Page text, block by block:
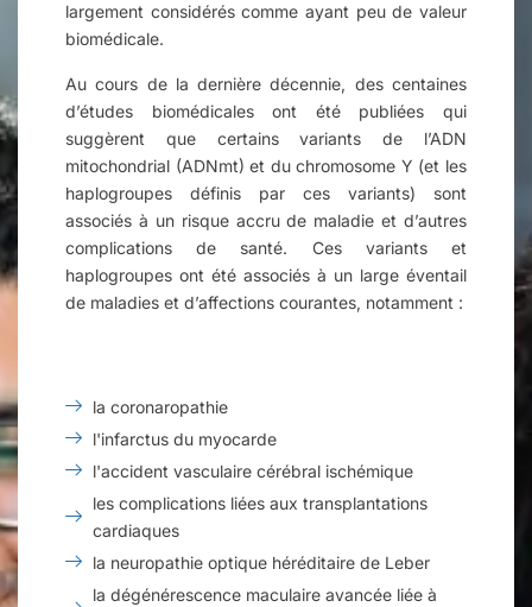
largement considérés comme ayant peu de valeur
biomédicale.
Au cours de la dernière décennie, des centaines
d’études biomédicales ont été publiées qui
suggèrent que certains variants de l’ADN
mitochondrial (ADNmt) et du chromosome Y (et les
haplogroupes définis par ces variants) sont
associés à un risque accru de maladie et d’autres
complications de santé. Ces variants et
haplogroupes ont été associés à un large éventail
de maladies et d’affections courantes, notamment :
la coronaropathie
l'infarctus du myocarde
l'accident vasculaire cérébral ischémique
les complications liées aux transplantations
cardiaques
la neuropathie optique héréditaire de Leber
la dégénérescence maculaire avancée liée à